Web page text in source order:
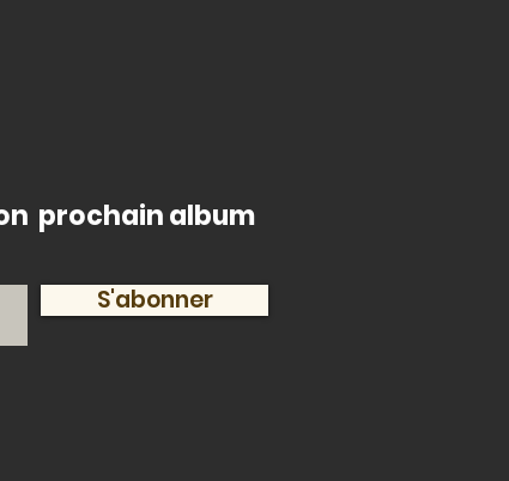
prochain album
S'abonner